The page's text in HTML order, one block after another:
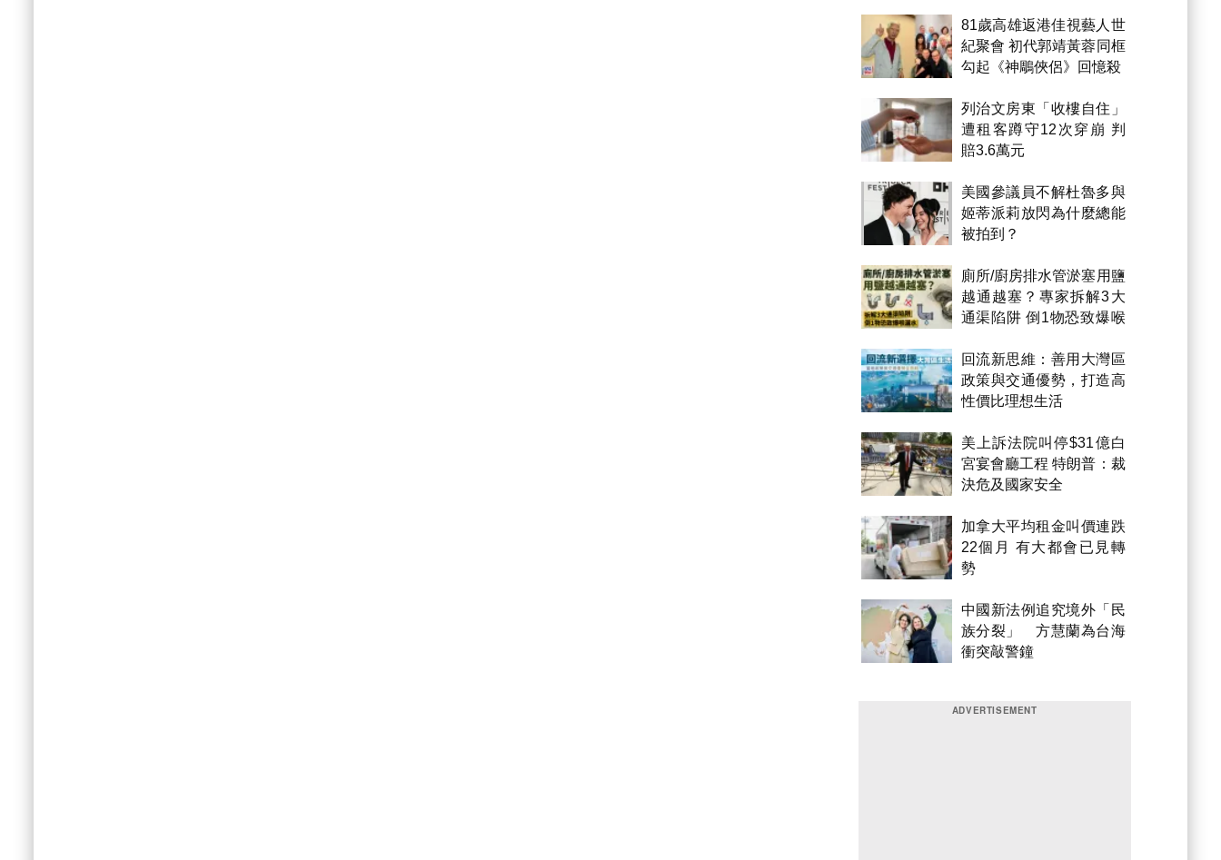
81歲高雄返港佳視藝人世
紀聚會 初代郭靖黃蓉同框
勾起《神鵰俠侶》回憶殺
列治文房東「收樓自住」
遭租客蹲守12次穿崩 判
賠3.6萬元
美國參議員不解杜魯多與
姬蒂派莉放閃為什麼總能
被拍到？
廁所/廚房排水管淤塞用鹽
越通越塞？專家拆解3大
通渠陷阱 倒1物恐致爆喉
回流新思維：善用大灣區
政策與交通優勢，打造高
性價比理想生活
美上訴法院叫停$31億白
宮宴會廳工程 特朗普：裁
決危及國家安全
加拿大平均租金叫價連跌
22個月 有大都會已見轉
勢
中國新法例追究境外「民
族分裂」 方慧蘭為台海
衝突敲警鐘